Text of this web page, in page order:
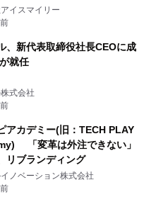
に合う生成AIの選び方がわ
ガイド
イスマイリー
、新代表取締役社長CEOに成
就任
式会社
アカデミー(旧：TECH PLAY
「変革は外注できない」
リブランディング
ノベーション株式会社